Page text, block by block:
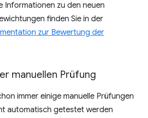
Informationen zu den neuen
finden Sie in der
zur Bewertung der
manuellen Prüfung
immer einige manuelle Prüfungen
automatisch getestet werden